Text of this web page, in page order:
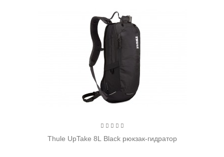
Thule UpTake 8L Black рюкзак-гидратор